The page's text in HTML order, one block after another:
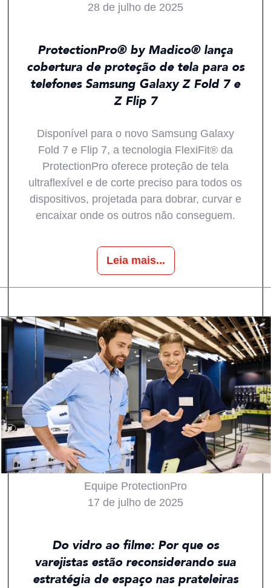
28 de julho de 2025
ProtectionPro® by Madico® lança
cobertura de proteção de tela para os
telefones Samsung Galaxy Z Fold 7 e
Z Flip 7
Disponível para o novo Samsung Galaxy
Fold 7 e Flip 7, a tecnologia FlexiFit® da
ProtectionPro oferece proteção de tela
ultraflexível e de corte preciso para todos os
dispositivos, projetada para dobrar, curvar e
encaixar onde os outros não conseguem.
Leia mais...
Equipe ProtectionPro
17 de julho de 2025
Do vidro ao filme: Por que os
varejistas estão reconsiderando sua
estratégia de espaço nas prateleiras